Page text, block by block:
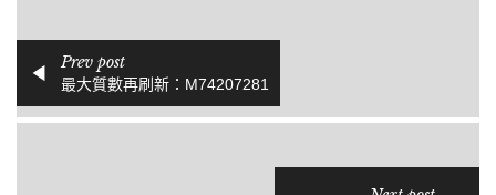
Prev post
最大質數再刷新：M74207281